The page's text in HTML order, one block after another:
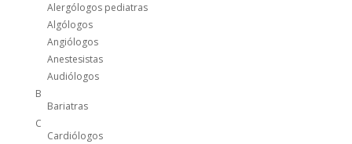
Alergólogos pediatras
Algólogos
Angiólogos
Anestesistas
Audiólogos
B
Bariatras
C
Cardiólogos